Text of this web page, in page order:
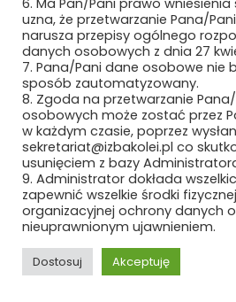
LINTER S.A.
LLJ SOFTWARE &
LYNXEO SYSTEMS POLAND
OGRANICZONĄ
ŁÓDZKA KOLEJ
O.O.
MABO SP. Z O.O.
MACRO-SYSTEM SP. Z O.O.
MÄDER POLAND
6. Ma Pan/Pani prawo wniesienia
uzna, że przetwarzanie Pana/
narusza przepisy ogólnego
danych osobowych z dnia 27
7. Pana/Pani dane osobowe nie
sposób zautomatyzowany.
8. Zgoda na przetwarzanie
osobowych może zostać przez
w każdym czasie, poprzez
sekretariat@izbakolei.pl co
usunięciem z bazy
9. Administrator dokłada
zapewnić wszelkie środki
organizacyjnej ochrony danych
nieuprawnionym ujawnieniem.
Dostosuj Akceptuję